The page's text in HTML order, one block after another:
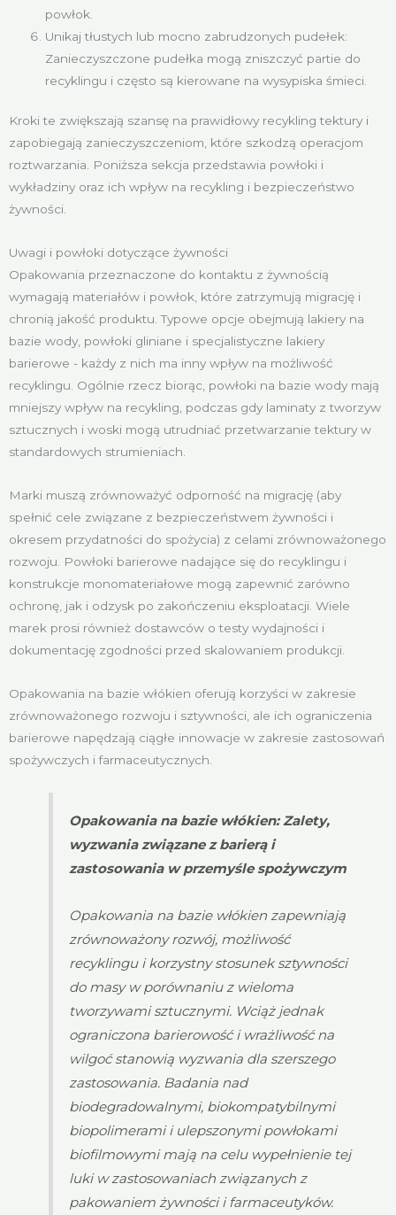
powłok.
Unikaj tłustych lub mocno zabrudzonych pudełek:
Zanieczyszczone pudełka mogą zniszczyć partie do
recyklingu i często są kierowane na wysypiska śmieci.
Kroki te zwiększają szansę na prawidłowy recykling tektury i
zapobiegają zanieczyszczeniom, które szkodzą operacjom
roztwarzania. Poniższa sekcja przedstawia powłoki i
wykładziny oraz ich wpływ na recykling i bezpieczeństwo
żywności.
Uwagi i powłoki dotyczące żywności
Opakowania przeznaczone do kontaktu z żywnością
wymagają materiałów i powłok, które zatrzymują migrację i
chronią jakość produktu. Typowe opcje obejmują lakiery na
bazie wody, powłoki gliniane i specjalistyczne lakiery
barierowe - każdy z nich ma inny wpływ na możliwość
recyklingu. Ogólnie rzecz biorąc, powłoki na bazie wody mają
mniejszy wpływ na recykling, podczas gdy laminaty z tworzyw
sztucznych i woski mogą utrudniać przetwarzanie tektury w
standardowych strumieniach.
Marki muszą zrównoważyć odporność na migrację (aby
spełnić cele związane z bezpieczeństwem żywności i
okresem przydatności do spożycia) z celami zrównoważonego
rozwoju. Powłoki barierowe nadające się do recyklingu i
konstrukcje monomateriałowe mogą zapewnić zarówno
ochronę, jak i odzysk po zakończeniu eksploatacji. Wiele
marek prosi również dostawców o testy wydajności i
dokumentację zgodności przed skalowaniem produkcji.
Opakowania na bazie włókien oferują korzyści w zakresie
zrównoważonego rozwoju i sztywności, ale ich ograniczenia
barierowe napędzają ciągłe innowacje w zakresie zastosowań
spożywczych i farmaceutycznych.
Opakowania na bazie włókien: Zalety,
wyzwania związane z barierą i
zastosowania w przemyśle spożywczym
Opakowania na bazie włókien zapewniają
zrównoważony rozwój, możliwość
recyklingu i korzystny stosunek sztywności
do masy w porównaniu z wieloma
tworzywami sztucznymi. Wciąż jednak
ograniczona barierowość i wrażliwość na
wilgoć stanowią wyzwania dla szerszego
zastosowania. Badania nad
biodegradowalnymi, biokompatybilnymi
biopolimerami i ulepszonymi powłokami
biofilmowymi mają na celu wypełnienie tej
luki w zastosowaniach związanych z
pakowaniem żywności i farmaceutyków.